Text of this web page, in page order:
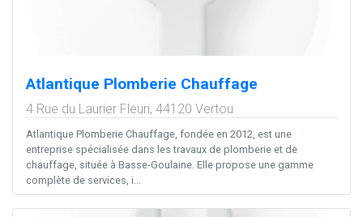
Atlantique Plomberie Chauffage
4 Rue du Laurier Fleuri, 44120 Vertou
Atlantique Plomberie Chauffage, fondée en 2012, est une
entreprise spécialisée dans les travaux de plomberie et de
chauffage, située à Basse-Goulaine. Elle propose une gamme
complète de services, i...